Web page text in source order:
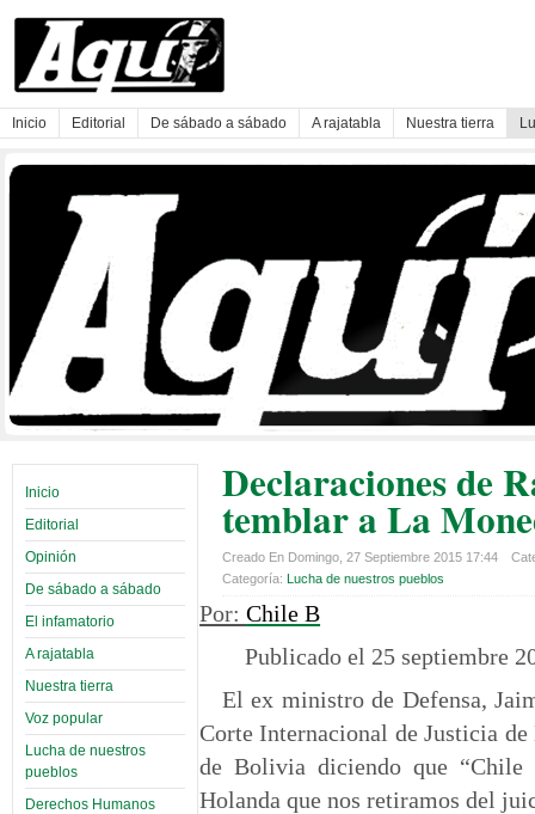
Inicio Editorial De sábado a sábado A rajatabla Nuestra tierra
Inicio
Editorial
Opinión
De sábado a sábado
El infamatorio
A rajatabla
Nuestra tierra
Voz popular
Lucha de nuestros
pueblos
Derechos Humanos
Declaraciones de
temblar a La
Creado En Domingo, 27 Septiembre 2015 17:44
Categoría: Lucha de nuestros pueblos
Por:Chile B
Publicado el 25 septiembre
El ex ministro de Defensa,
Corte Internacional de Justicia
de Bolivia diciendo que
Holanda que nos retiramos del